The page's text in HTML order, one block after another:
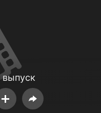
выпуск
Для партнёров